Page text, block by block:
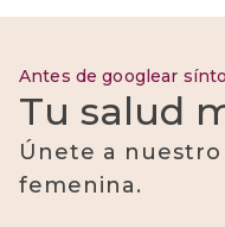
Antes de googlear
Tu salud
Únete a
femenina.